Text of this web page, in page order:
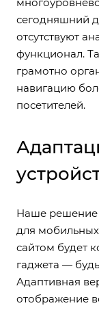
сегодняшний
отсутствуют
функционал.
грамотно
навигацию
посетителей.
Наше решение
для мобильных
сайтом будет
гаджета —
Адаптивная
отображение